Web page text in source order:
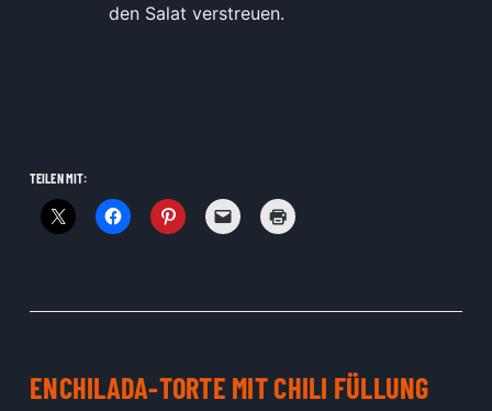
den Salat verstreuen.
TEILEN MIT:
ENCHILADA-TORTE MIT CHILI FÜLLUNG